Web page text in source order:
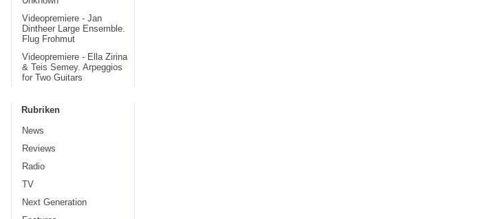
Videopremiere - Jan
Dintheer Large Ensemble.
Flug Frohmut
Videopremiere - Ella Zirina
& Teis Semey. Arpeggios
for Two Guitars
Rubriken
News
Reviews
Radio
TV
Next Generation